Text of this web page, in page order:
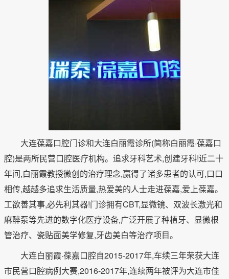
大连葆嘉口腔门诊和大连白丽霞诊所(简称白丽霞·葆嘉口
腔)是两所民营口腔医疗机构。追求牙科艺术,创建牙科!近二十
年间,白丽霞教授微创的治疗理念,赢得了诸多患者的认可,口口
相传,越越多追求生活质量,热爱美的人士走进葆嘉,爱上葆嘉。
工欲善其事,必先利其器!门诊拥有CBT,显微镜、双波长激光和
麻醉泵等先进的数字化医疗设备,广泛开展了种植牙、显微根
管治疗、瓷贴面美学修复,牙齿美白等治疗项目。
大连白丽霞·葆嘉口腔自2015-2017年,车续三年荣获大连
市民营口腔病例大赛,2016-2017年,连续两年被评为大连市佳